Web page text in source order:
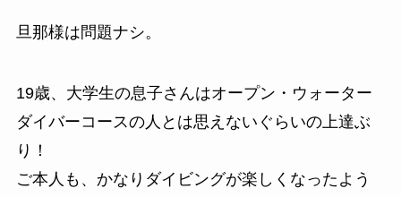
旦那様は問題ナシ。
19歳、大学生の息子さんはオープン・ウォーター
ダイバーコースの人とは思えないぐらいの上達ぶ
り！
ご本人も、かなりダイビングが楽しくなったよう